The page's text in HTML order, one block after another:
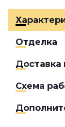
Отделка
Доставка
Схема